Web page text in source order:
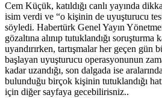
Cem Küçük, katıldığı canlı yayında
isim verdi ve “o kişinin de uyuşturucu
söyledi. Habertürk Genel Yayın
gözaltına alınıp tutuklandığı soruşturma
uyandırırken, tartışmalar her geçen gün
başlayan uyuşturucu operasyonunun
kadar uzandığı, son dalgada ise
bulunduğu birçok kişinin tutuklandığı
için diğer sayfaya gecebilirisniz..